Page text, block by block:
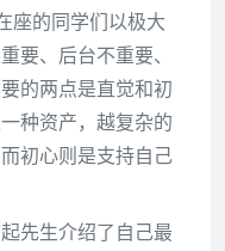
座的同学们以极大
要、后台不重要、
的两点是直觉和初
种资产，越复杂的
初心则是支持自己
先生介绍了自己最